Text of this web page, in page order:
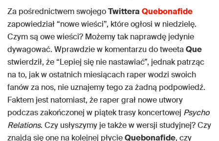
Za pośrednictwem swojegoTwittera Quebonafide
zapowiedział “nowe wieści”, które ogłosi w niedzielę.
Czym są owe wieści? Możemy tak naprawdę jedynie
dywagować. Wprawdzie w komentarzu do tweetaQue
stwierdził, że “Lepiej się nie nastawiać”, jednak patrząc
na to, jak w ostatnich miesiącach raper wodzi swoich
fanów za nos, nie uznajemy tego za żadną podpowiedź.
Faktem jest natomiast, że raper grał nowe utwory
podczas zakończonej w piątek trasy koncertowej Psycho
Relations. Czy usłyszymy je także w wersji studyjnej? Czy
znajdą się one na kolejnej płycieQuebonafide, czy